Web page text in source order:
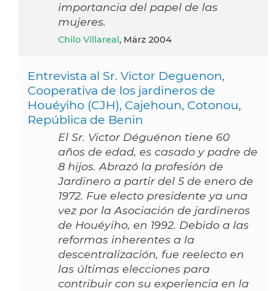
importancia del papel de las
mujeres.
Chilo Villareal, März 2004
Entrevista al Sr. Victor Deguenon,
Cooperativa de los jardineros de
Houéyiho (CJH), Cajehoun, Cotonou,
República de Benin
El Sr. Victor Déguénon tiene 60
años de edad, es casado y padre de
8 hijos. Abrazó la profesión de
Jardinero a partir del 5 de enero de
1972. Fue electo presidente ya una
vez por la Asociación de jardineros
de Houéyiho, en 1992. Debido a las
reformas inherentes a la
descentralización, fue reelecto en
las últimas elecciones para
contribuir con su experiencia en la